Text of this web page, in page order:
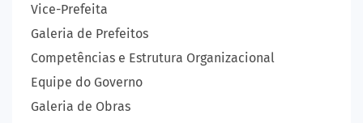
Vice-Prefeita
Galeria de Prefeitos
Competências e Estrutura Organizacional
Equipe do Governo
Galeria de Obras